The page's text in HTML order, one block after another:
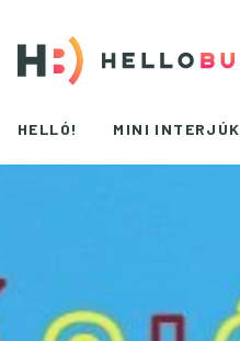
HELLÓ! MINI INTERJÚK